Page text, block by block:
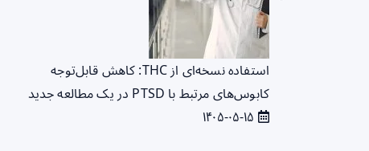
استفاده نسخه‌ای از THC: کاهش قابل‌توجه
کابوس‌های مرتبط با PTSD در یک مطالعه جدید